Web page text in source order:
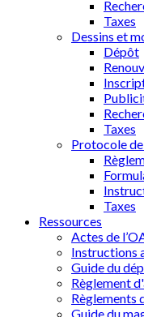
Taxes
Dessins et
Dépôt
Taxes
Protocole
Taxes
Ressources
Actes de
Instructions
Guide du
Règlement
Règlements
Guide du